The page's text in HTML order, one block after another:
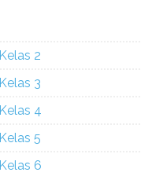
Kelas 2
Kelas 3
Kelas 4
Kelas 5
Kelas 6